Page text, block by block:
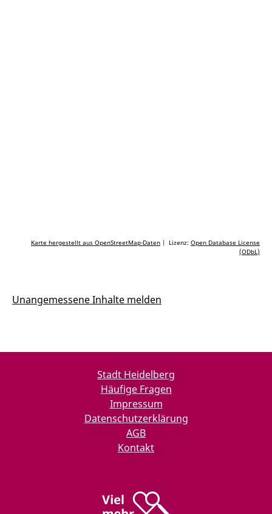
Karte hergestellt aus OpenStreetMap-Daten | Lizenz: Open Database License
(ODbL)
Unangemessene Inhalte melden
Stadt Heidelberg
Häufige Fragen
Impressum
Datenschutzerklärung
AGB
Kontakt